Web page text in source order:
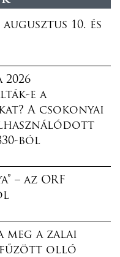
10. és
e a
A csokonyai
ból
– az ORF
a zalai
olló